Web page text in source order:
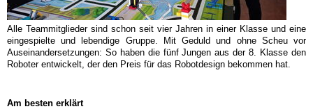
Alle Teammitglieder sind schon seit vier Jahren in einer Klasse und eine
eingespielte und lebendige Gruppe. Mit Geduld und ohne Scheu vor
Auseinandersetzungen: So haben die fünf Jungen aus der 8. Klasse den
Roboter entwickelt, der den Preis für das Robotdesign bekommen hat.
Am besten erklärt